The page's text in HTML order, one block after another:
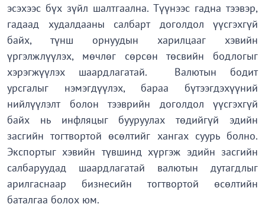
эсэхээс бүх зүйл шалтгаална. Түүнээс гадна тээвэр,
гадаад худалдааны салбарт доголдол үүсгэхгүй
байх, түнш орнуудын харилцааг хэвийн
үргэлжлүүлэх, мөчлөг сөрсөн төсвийн бодлогыг
хэрэгжүүлэх шаардлагатай. Валютын бодит
урсгалыг нэмэгдүүлэх, бараа бүтээгдэхүүний
нийлүүлэлт болон тээврийн доголдол үүсгэхгүй
байх нь инфляцыг бууруулах төдийгүй эдийн
засгийн тогтвортой өсөлтийг хангах суурь болно.
Экспортыг хэвийн түвшинд хүргэж эдийн засгийн
салбаруудад шаардлагатай валютын дутагдлыг
арилгаснаар бизнесийн тогтвортой өсөлтийн
баталгаа болох юм.